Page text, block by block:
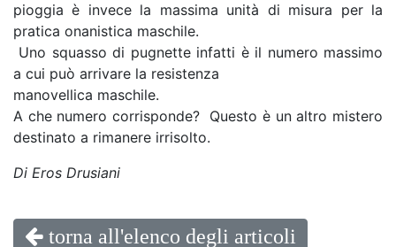
pioggia è invece la massima unità di misura per la
pratica onanistica maschile.
Uno squasso di pugnette infatti è il numero massimo
a cui può arrivare la resistenza
manovellica maschile.
A che numero corrisponde? Questo è un altro mistero
destinato a rimanere irrisolto.
Di Eros Drusiani
torna all'elenco degli articoli